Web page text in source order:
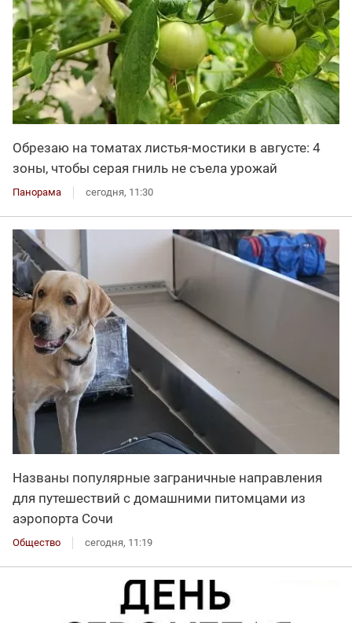
Обрезаю на томатах листья-мостики в августе: 4
зоны, чтобы серая гниль не съела урожай
Панорама сегодня, 11:30
Названы популярные заграничные направления
для путешествий с домашними питомцами из
аэропорта Сочи
Общество сегодня, 11:19